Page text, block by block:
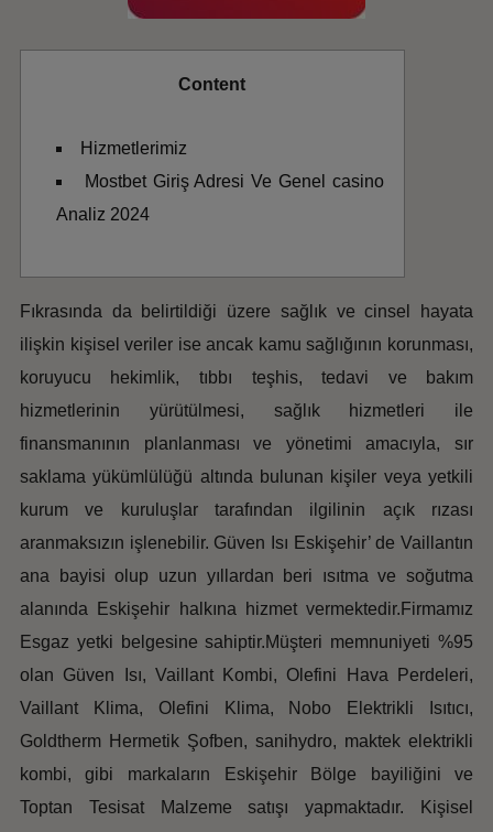
Content
Hizmetlerimiz
Mostbet Giriş Adresi Ve Genel casino
Analiz 2024
Fıkrasında da belirtildiği üzere sağlık ve cinsel hayata
ilişkin kişisel veriler ise ancak kamu sağlığının korunması,
koruyucu hekimlik, tıbbı teşhis, tedavi ve bakım
hizmetlerinin yürütülmesi, sağlık hizmetleri ile
finansmanının planlanması ve yönetimi amacıyla, sır
saklama yükümlülüğü altında bulunan kişiler veya yetkili
kurum ve kuruluşlar tarafından ilgilinin açık rızası
aranmaksızın işlenebilir. Güven Isı Eskişehir’ de Vaillantın
ana bayisi olup uzun yıllardan beri ısıtma ve soğutma
alanında Eskişehir halkına hizmet vermektedir.Firmamız
Esgaz yetki belgesine sahiptir.Müşteri memnuniyeti %95
olan Güven Isı, Vaillant Kombi, Olefini Hava Perdeleri,
Vaillant Klima, Olefini Klima, Nobo Elektrikli Isıtıcı,
Goldtherm Hermetik Şofben, sanihydro, maktek elektrikli
kombi, gibi markaların Eskişehir Bölge bayiliğini ve
Toptan Tesisat Malzeme satışı yapmaktadır. Kişisel